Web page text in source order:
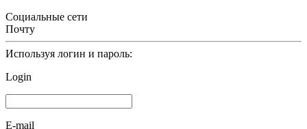
Социальные сети
Почту
Используя логин и пароль:
Login
E-mail